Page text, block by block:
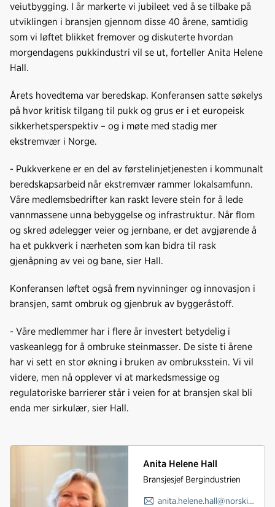
veiutbygging. I år markerte vi jubileet ved å se tilbake på
utviklingen i bransjen gjennom disse 40 årene, samtidig
som vi løftet blikket fremover og diskuterte hvordan
morgendagens pukkindustri vil se ut, forteller Anita Helene
Hall.
Årets hovedtema var beredskap. Konferansen satte søkelys
på hvor kritisk tilgang til pukk og grus er i et europeisk
sikkerhetsperspektiv – og i møte med stadig mer
ekstremvær i Norge.
- Pukkverkene er en del av førstelinjetjenesten i kommunalt
beredskapsarbeid når ekstremvær rammer lokalsamfunn.
Våre medlemsbedrifter kan raskt levere stein for å lede
vannmassene unna bebyggelse og infrastruktur. Når flom
og skred ødelegger veier og jernbane, er det avgjørende å
ha et pukkverk i nærheten som kan bidra til rask
gjenåpning av vei og bane, sier Hall.
Konferansen løftet også frem nyvinninger og innovasjon i
bransjen, samt ombruk og gjenbruk av byggeråstoff.
- Våre medlemmer har i flere år investert betydelig i
vaskeanlegg for å ombruke steinmasser. De siste ti årene
har vi sett en stor økning i bruken av ombruksstein. Vi vil
videre, men nå opplever vi at markedsmessige og
regulatoriske barrierer står i veien for at bransjen skal bli
enda mer sirkulær, sier Hall.
Anita Helene Hall
Bransjesjef Bergindustrien
anita.helene.hall@norskindustri.no